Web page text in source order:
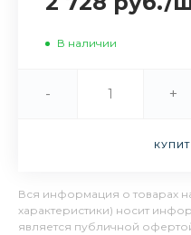
В наличии
- +
Вся информация о товарах
характеристики) носит
является публичной